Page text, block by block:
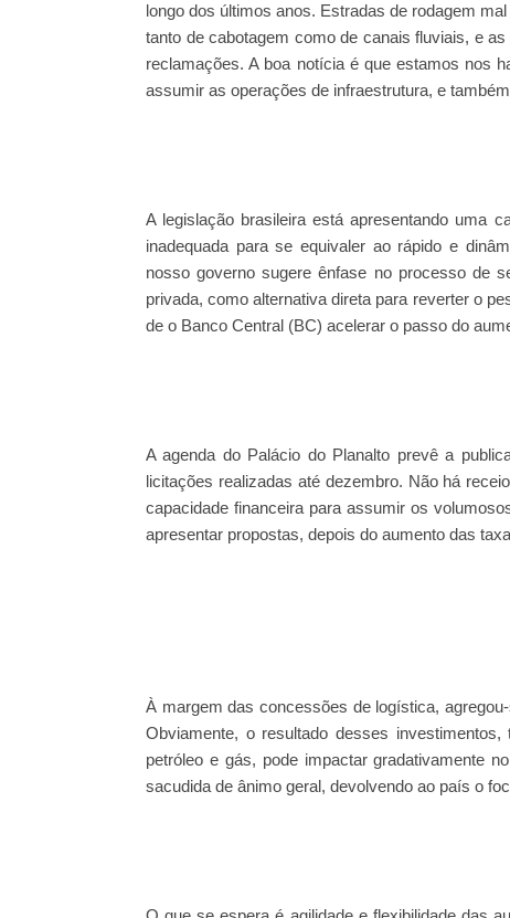
longo dos últimos anos. Estradas de rodagem
tanto de cabotagem como de canais fluviais, e
reclamações. A boa notícia é que estamos nos
assumir as operações de infraestrutura, e
A legislação brasileira está apresentando uma
inadequada para se equivaler ao rápido e
nosso governo sugere ênfase no processo de
privada, como alternativa direta para reverter o
de o Banco Central (BC) acelerar o passo do
A agenda do Palácio do Planalto prevê a
licitações realizadas até dezembro. Não há
capacidade financeira para assumir os
apresentar propostas, depois do aumento das
À margem das concessões de logística,
Obviamente, o resultado desses
petróleo e gás, pode impactar gradativamente
sacudida de ânimo geral, devolvendo ao país o